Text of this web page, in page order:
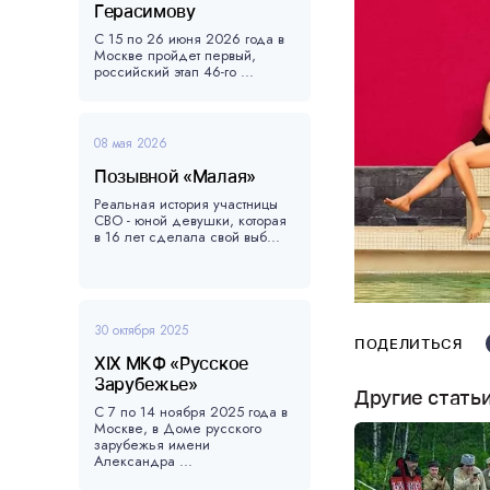
Герасимову
С 15 по 26 июня 2026 года в
Москве пройдет первый,
российский этап 46-го ...
08 мая 2026
Позывной «Малая»
Реальная история участницы
СВО - юной девушки, которая
в 16 лет сделала свой выб...
30 октября 2025
XIX МКФ «Русское
Зарубежье»
С 7 по 14 ноября 2025 года в
Москве, в Доме русского
зарубежья имени
Александра ...
ПОДЕЛИТЬСЯ
Другие